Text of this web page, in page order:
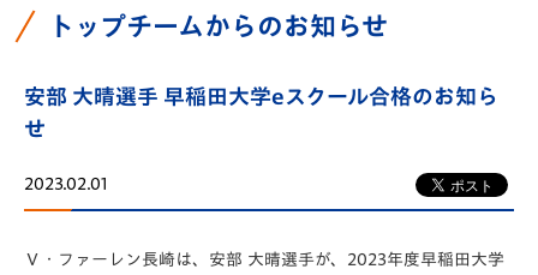
トップチームからのお知らせ
安部 大晴選手 早稲田大学eスクール合格のお知ら
せ
2023.02.01
Ｖ・ファーレン長崎は、安部 大晴選手が、2023年度早稲田大学